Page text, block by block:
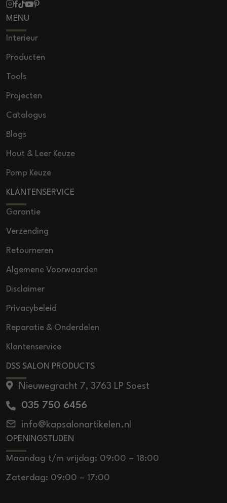
MENU
Interieur
Producten
Tools
Projecten
Catalogus
Blogs
Hout & Leer Keuze
Pomp Keuze
KLANTENSERVICE
Garantie
Verzending
Retourneren
Algemene Voorwaarden
Disclaimer
Privacybeleid
Reparatie & Onderdelen
Klantenservice
DSS SALON PRODUCTS
Nieuwegracht 7, 3763 LP Soest
035 750 6456
info@kapsalonartikelen.nl
OPENINGSTIJDEN
Maandag t/m vrijdag: 09:00 – 18:00
Zaterdag: 09:00 – 17:00